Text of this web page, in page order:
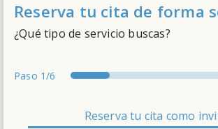
Reserva tu cita de forma
¿Qué tipo de servicio buscas?
Paso 1/6 date
attendant
services
Reserva tu cita como